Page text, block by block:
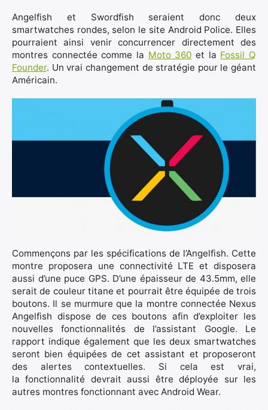
Angelfish et Swordfish seraient donc deux
smartwatches rondes, selon le site Android Police. Elles
pourraient ainsi venir concurrencer directement des
montres connectée comme la Moto 360 et la Fossil Q
Founder. Un vrai changement de stratégie pour le géant
Américain.
Commençons par les spécifications de l’Angelfish. Cette
montre proposera une connectivité LTE et disposera
aussi d’une puce GPS. D’une épaisseur de 43.5mm, elle
serait de couleur titane et pourrait être équipée de trois
boutons. Il se murmure que la montre connectée Nexus
Angelfish dispose de ces boutons afin d’exploiter les
nouvelles fonctionnalités de l’assistant Google. Le
rapport indique également que les deux smartwatches
seront bien équipées de cet assistant et proposeront
des alertes contextuelles. Si cela est vrai,
la fonctionnalité devrait aussi être déployée sur les
autres montres fonctionnant avec Android Wear.
Rechercher
: